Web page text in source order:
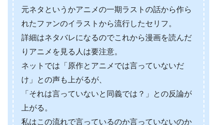
元ネタというかアニメの一期ラストの話から作ら
れたファンのイラストから流行したセリフ。
詳細はネタバレになるのでこれから漫画を読んだ
りアニメを見る人は要注意。
ネットでは「原作とアニメでは言っていないだ
け」との声も上がるが、
「それは言っていないと同義では？」との反論が
上がる。
私はこの流れで言っているのか言っていないのか